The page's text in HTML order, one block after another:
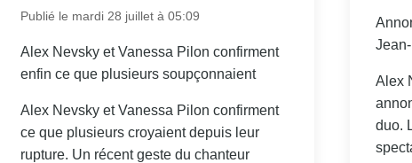
Publié le mardi 28 juillet à 05:09
Alex Nevsky et Vanessa Pilon confirment
enfin ce que plusieurs soupçonnaient
Alex Nevsky et Vanessa Pilon confirment
ce que plusieurs croyaient depuis leur
rupture. Un récent geste du chanteur
Alex
duo.